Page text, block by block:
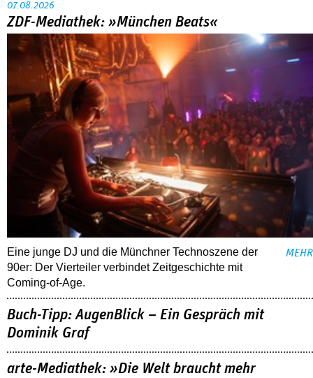
07.08.2026
ZDF-Mediathek: »München Beats«
Eine junge DJ und die Münchner Technoszene der
90er: Der Vierteiler verbindet Zeitgeschichte mit
Coming-of-Age.
MEHR
Buch-Tipp: AugenBlick – Ein Gespräch mit
Dominik Graf
arte-Mediathek: »Die Welt braucht mehr